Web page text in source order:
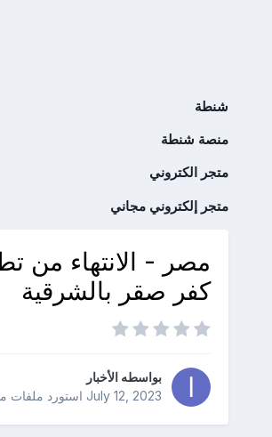
شنطة
منصة شنطة
متجر الكتروني
متجر إلكتروني مجاني
مصر - الانتهاء من
كفر صقر بالشرقية
بواسطه الأخبار
July 12, 2023استورد ملفات